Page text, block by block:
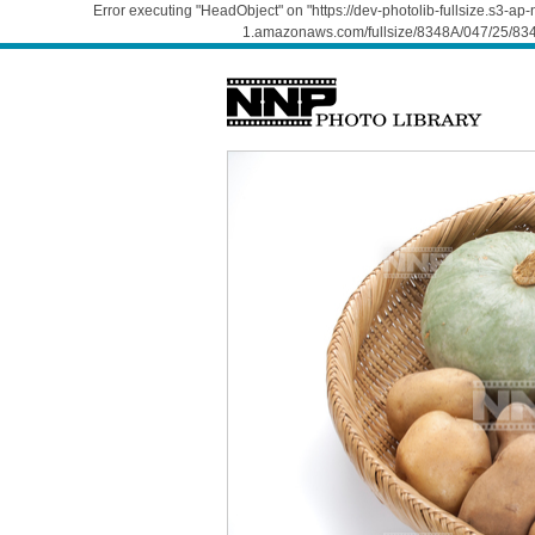
Error executing "HeadObject" on "https://dev-photolib-fullsize.s3-
1.amazonaws.com/fullsize/8348A/047/25/